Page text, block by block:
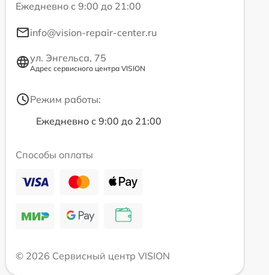
Ежедневно с 9:00 до 21:00
info@vision-repair-center.ru
ул. Энгельса, 75
Адрес сервисного центра VISION
Режим работы:
Ежедневно с 9:00 до 21:00
Способы оплаты
© 2026 Сервисный центр VISION